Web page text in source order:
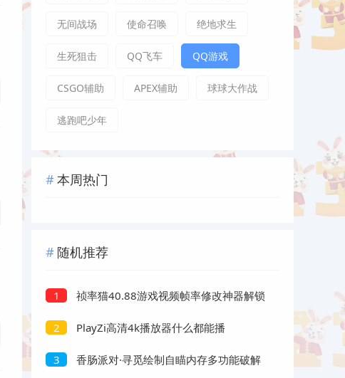
无间战场 使命召唤 绝地求生
生死狙击 QQ飞车 QQ游戏
CSGO辅助 APEX辅助 球球大作战
逃跑吧少年
本周热门
随机推荐
1
祯率猫40.88游戏视频帧率修改神器解锁
2 PlayZi高清4k播放器什么都能播
3
香肠派对·寻觅绘制自瞄内存多功能破解